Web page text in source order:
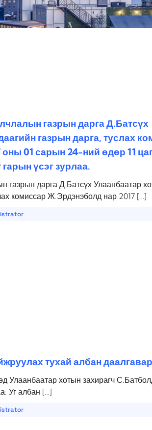
газрын дарга Д.Батсүх
газрын дарга, туслах
01 сарын 24-ний өдөр 11
үсэг зурлаа.
газрын дарга Д.Батсүх Улаанбаатар
комиссар Ж.Эрдэнэболд нар 2017 […]
тухай албан
Улаанбаатар хотын захирагч
Уг албан […]